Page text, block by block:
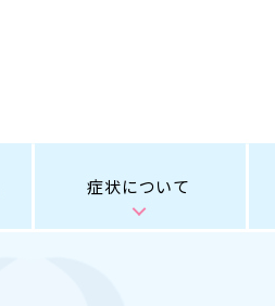
症状について